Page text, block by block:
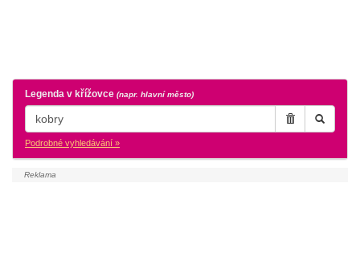
Legenda v křížovce (napr. hlavní město)
Podrobné vyhledávání »